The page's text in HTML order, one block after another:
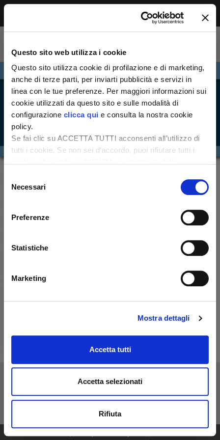
Questo sito web utilizza i cookie
Questo sito utilizza cookie di profilazione e di marketing,
anche di terze parti, per inviarti pubblicità e servizi in
linea con le tue preferenze. Per maggiori informazioni sui
cookie utilizzati da questo sito e sulle modalità di
configurazione clicca qui e consulta la nostra cookie
policy.
Se fai clic su ACCETTA TUTTI acconsenti all’utilizzo di
tutti i cookie. Se non sei d’accordo, puoi rifiutare tutti i
desideri accettare e cliccando ACCETTA SELEZIONATI.
delNecessari
Preferenze
Statistiche
Marketing
Mostra dettagli
Accetta tutti
Accetta selezionati
Rifiuta
Accesso riservato agli abbonati
Per leggere questo contenuto, devi essere
abbonato alla rivista. Se sei già abbonato,
accedi subito per continuare la lettura.
Se non sei ancora dei nostri, abbonati ora e
accedi ai tuoi contenuti!